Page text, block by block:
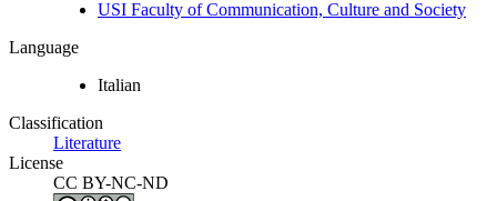
USI Faculty of Communication, Culture and Society
Language
Italian
Classification
Literature
License
CC BY-NC-ND